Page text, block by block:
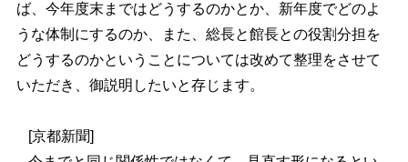
ば、今年度末まではどうするのかとか、新年度でどのよ
うな体制にするのか、また、総長と館長との役割分担を
どうするのかということについては改めて整理をさせて
いただき、御説明したいと存じます。
[京都新聞]